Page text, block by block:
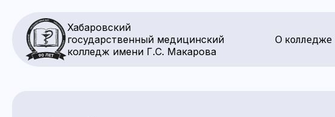
Хабаровский
государственный медицинский
колледж имени Г.С. Макарова
О колледже